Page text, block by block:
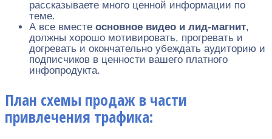
рассказываете много ценной информации по
теме.
А все вместе основное видео и лид-магнит,
должны хорошо мотивировать, прогревать и
догревать и окончательно убеждать аудиторию и
подписчиков в ценности вашего платного
инфопродукта.
План схемы продаж в части
привлечения трафика: